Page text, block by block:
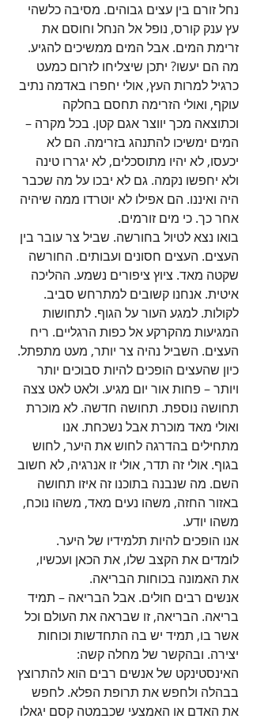
נחל זורם בין עצים גבוהים. מסיבה כלשהי
עץ ענק קורס, נופל אל הנחל וחוסם את
זרימת המים. אבל המים ממשיכים להגיע.
מה הם יעשו? יתכן שיצליחו לזרום כמעט
כרגיל למרות העץ, אולי יחפרו באדמה נתיב
עוקף, ואולי הזרימה תחסם בחלקה
וכתוצאה מכך יווצר אגם קטן. בכל מקרה –
המים ימשיכו להתנהג בזרימה. הם לא
יכעסו, לא יהיו מתוסכלים, לא יגררו טינה
ולא יחפשו נקמה. גם לא יבכו על מה שכבר
היה ואיננו. הם אפילו לא יוטרדו ממה שיהיה
אחר כך. כי מים זורמים.
בואו נצא לטיול בחורשה. שביל צר עובר בין
העצים. העצים חסונים ועבותים. החורשה
שקטה מאד. ציוץ ציפורים נשמע. ההליכה
איטית. אנחנו קשובים למתרחש סביב.
לקולות. למגע העור על הגוף. לתחושות
המגיעות מהקרקע אל כפות הרגליים. ריח
העצים. השביל נהיה צר יותר, מעט מתפתל.
כיון שהעצים הופכים להיות סבוכים יותר
ויותר – פחות אור יום מגיע. ולאט לאט צצה
תחושה נוספת. תחושה חדשה. לא מוכרת
ואולי מאד מוכרת אבל נשכחת. אנו
מתחילים בהדרגה לחוש את היער, לחוש
בגוף. אולי זה תדר, אולי זו אנרגיה, לא חשוב
השם. מה שנבנה בתוכנו זה איזו תחושה
באזור החזה, משהו נעים מאד, משהו נוכח,
משהו יודע.
אנו הופכים להיות תלמידיו של היער.
לומדים את הקצב שלו, את הכאן ועכשיו,
את האמונה בכוחות הבריאה.
אנשים רבים חולים. אבל הבריאה – תמיד
בריאה. הבריאה, זו שבראה את העולם וכל
אשר בו, תמיד יש בה התחדשות וכוחות
יצירה. ובהקשר של מחלה קשה:
האינסטינקט של אנשים רבים הוא להתרוצץ
בבהלה ולחפש את תרופת הפלא. לחפש
את האדם או האמצעי שכבמטה קסם יגאלו